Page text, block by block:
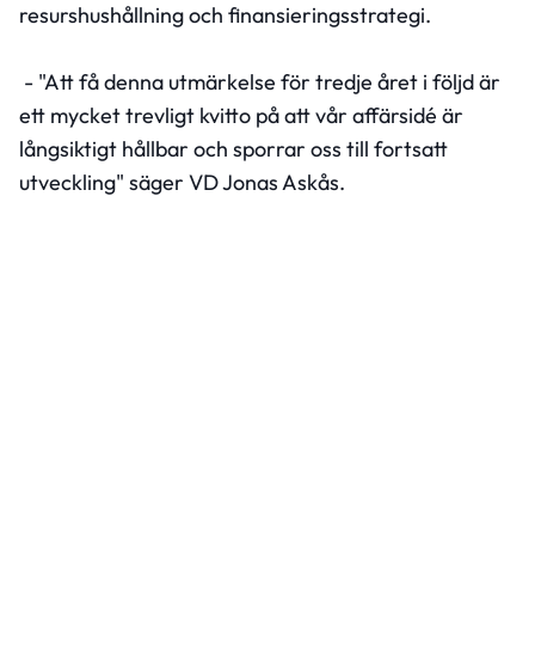
resurshushållning och finansieringsstrategi.
- "Att få denna utmärkelse för tredje året i följd är
ett mycket trevligt kvitto på att vår affärsidé är
långsiktigt hållbar och sporrar oss till fortsatt
utveckling" säger VD Jonas Askås.